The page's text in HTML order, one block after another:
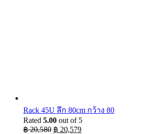
Rack 45U ลึก 80cm กว้าง 80
Rated 5.00 out of 5
฿20,580 Original
฿ 20,579Current